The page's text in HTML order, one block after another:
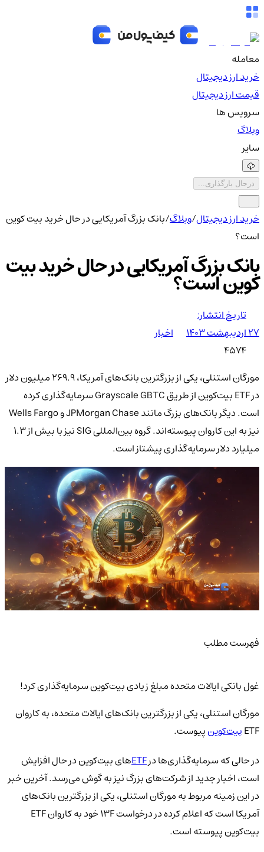
معامله
خرید ارز دیجیتال
قیمت ارز دیجیتال
سرویس ها
وبلاگ
سایر
درحال بارگذاری...
خرید ارز دیجیتال/وبلاگ/بانک بزرگ آمریکایی در حال خرید بیت کوین
است؟
بانک بزرگ آمریکایی در حال خرید بیت
کوین است؟
تاریخ انتشار:
۲۷ اردیبهشت ۱۴۰۳
اخبار
4574
مورگان استنلی، یکی از بزرگترین بانک‌های آمریکا، ۲۶۹.۹ میلیون دلار
در ETF بیت‌کوین از طریق Grayscale GBTC سرمایه‌گذاری کرده
است. دیگر بانک‌های بزرگ مانند JPMorgan Chase و Wells Fargo
نیز به این کاروان پیوسته‌اند. گروه بین‌المللی SIG نیز با بیش از ۱.۳
میلیارد دلار سرمایه‌گذاری پیشتاز است.
فهرست مطلب
غول بانکی ایالات متحده مبلغ زیادی بیت‌کوین سرمایه‌گذاری کرد!
مورگان استنلی، یکی از بزرگترین بانک‌های ایالات متحده، به کاروان
ETFبیت‌کوینپیوست.
در حالی که سرمایه‌گذاری‌ها درETF‌های بیت‌کوین در حال افزایش
است، اخبار جدید از شرکت‌های بزرگ نیز به گوش می‌رسد. آخرین خبر
در این زمینه مربوط به مورگان استنلی، یکی از بزرگترین بانک‌های
آمریکا است که اعلام کرده در درخواست 13F خود به کاروان ETF
بیت‌کوین پیوسته است.